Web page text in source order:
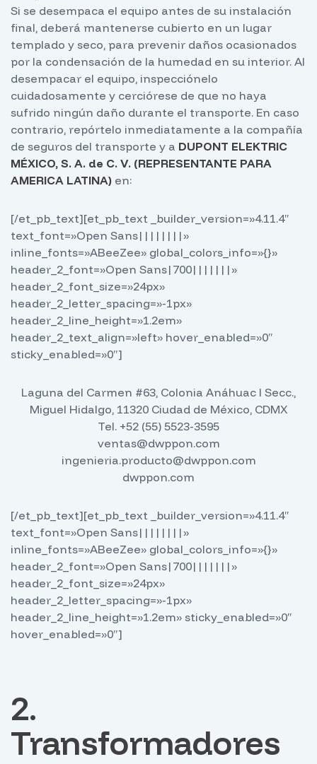
Si se desempaca el equipo antes de su instalación
final, deberá mantenerse cubierto en un lugar
templado y seco, para prevenir daños ocasionados
por la condensación de la humedad en su interior. Al
desempacar el equipo, inspecciónelo
cuidadosamente y cerciórese de que no haya
sufrido ningún daño durante el transporte. En caso
contrario, repórtelo inmediatamente a la compañía
de seguros del transporte y a DUPONT ELEKTRIC
MÉXICO, S. A. de C. V. (REPRESENTANTE PARA
AMERICA LATINA) en:
[/et_pb_text][et_pb_text _builder_version=»4.11.4″
text_font=»Open Sans||||||||»
inline_fonts=»ABeeZee» global_colors_info=»{}»
header_2_font=»Open Sans|700|||||||»
header_2_font_size=»24px»
header_2_letter_spacing=»-1px»
header_2_line_height=»1.2em»
header_2_text_align=»left» hover_enabled=»0″
sticky_enabled=»0″]
Laguna del Carmen #63, Colonia Anáhuac I Secc.,
Miguel Hidalgo, 11320 Ciudad de México, CDMX
Tel. +52 (55) 5523-3595
ventas@dwppon.com
ingenieria.producto@dwppon.com
dwppon.com
[/et_pb_text][et_pb_text _builder_version=»4.11.4″
text_font=»Open Sans||||||||»
inline_fonts=»ABeeZee» global_colors_info=»{}»
header_2_font=»Open Sans|700|||||||»
header_2_font_size=»24px»
header_2_letter_spacing=»-1px»
header_2_line_height=»1.2em» sticky_enabled=»0″
hover_enabled=»0″]
2.
Transformadores